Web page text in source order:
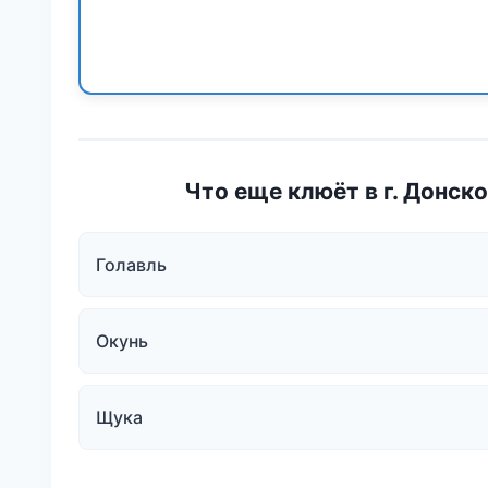
Что еще клюёт в г.
Голавль
Окунь
Щука